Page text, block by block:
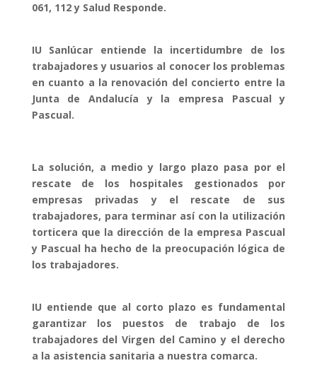
061, 112 y Salud Responde.
IU Sanlúcar entiende la incertidumbre de los
trabajadores y usuarios al conocer los problemas
en cuanto a la renovación del concierto entre la
Junta de Andalucía y la empresa Pascual y
Pascual.
La solución, a medio y largo plazo pasa por el
rescate de los hospitales gestionados por
empresas privadas y el rescate de sus
trabajadores, para terminar así con la utilización
torticera que la dirección de la empresa Pascual
y Pascual ha hecho de la preocupación lógica de
los trabajadores.
IU entiende que al corto plazo es fundamental
garantizar los puestos de trabajo de los
trabajadores del Virgen del Camino y el derecho
a la asistencia sanitaria a nuestra comarca.